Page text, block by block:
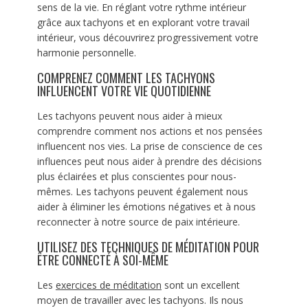
sens de la vie. En réglant votre rythme intérieur
grâce aux tachyons et en explorant votre travail
intérieur, vous découvrirez progressivement votre
harmonie personnelle.
COMPRENEZ COMMENT LES TACHYONS
INFLUENCENT VOTRE VIE QUOTIDIENNE
Les tachyons peuvent nous aider à mieux
comprendre comment nos actions et nos pensées
influencent nos vies. La prise de conscience de ces
influences peut nous aider à prendre des décisions
plus éclairées et plus conscientes pour nous-
mêmes. Les tachyons peuvent également nous
aider à éliminer les émotions négatives et à nous
reconnecter à notre source de paix intérieure.
UTILISEZ DES TECHNIQUES DE MÉDITATION POUR
ÊTRE CONNECTÉ À SOI-MÊME
Les exercices de méditation sont un excellent
moyen de travailler avec les tachyons. Ils nous